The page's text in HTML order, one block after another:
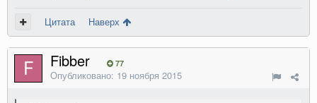
Цитата Наверх
Fibber 77
Опубликовано: 19 ноября 2015